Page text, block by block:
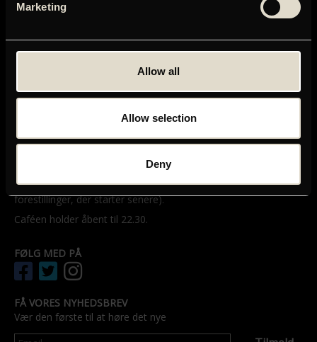
Marketing
Allow all
Allow selection
Deny
Telefon: 33 15 16 11
Tog, bus og bil
ÅBNINGSTIDER
forestilling – dog senest kl. 11.00.
Billetsalget har åbent til kl. 21.30 (med mindre vi har
forestillinger, der starter senere).
Caféen holder åbent til 22.30.
FØLG MED PÅ
FÅ VORES NYHEDSBREV
Vær den første til at høre det nye